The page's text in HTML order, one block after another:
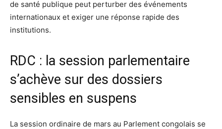
de santé publique peut perturber des événements
internationaux et exiger une réponse rapide des
institutions.
RDC : la session parlementaire
s’achève sur des dossiers
sensibles en suspens
La session ordinaire de mars au Parlement congolais se